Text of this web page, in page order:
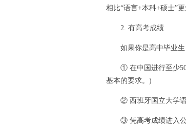
相比“语言+本科+硕士”
2. 有高考成绩
如果你是高中毕业生
① 在中国进行至少500
基本的要求。)
② 西班牙国立大学语
③ 凭高考成绩进入公